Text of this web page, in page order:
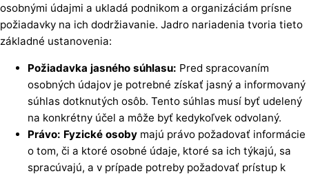
osobnými údajmi a ukladá podnikom a organizáciám prísne
požiadavky na ich dodržiavanie. Jadro nariadenia tvoria tieto
základné ustanovenia:
Požiadavka jasného súhlasu: Pred spracovaním
osobných údajov je potrebné získať jasný a informovaný
súhlas dotknutých osôb. Tento súhlas musí byť udelený
na konkrétny účel a môže byť kedykoľvek odvolaný.
Právo: Fyzické osoby majú právo požadovať informácie
o tom, či a ktoré osobné údaje, ktoré sa ich týkajú, sa
spracúvajú, a v prípade potreby požadovať prístup k